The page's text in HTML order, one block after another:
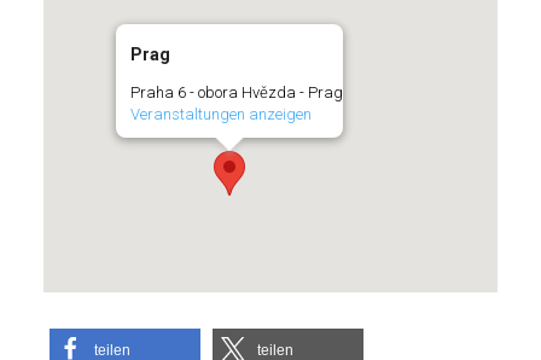
Prag
Praha 6 - obora Hvězda - Prag
Veranstaltungen anzeigen
teilen teilen